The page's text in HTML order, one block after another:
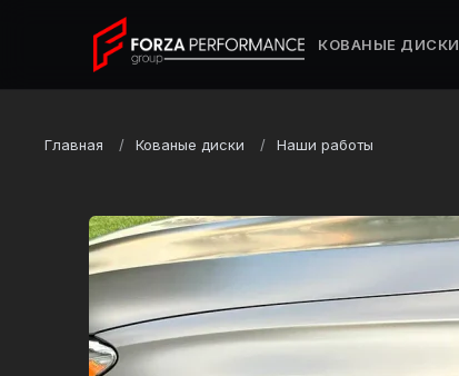
КОВАНЫЕ ДИСКИ
Главная Кованые диски Наши работы
Mercedes-Benz
Модель
GLC